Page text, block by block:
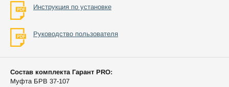
Инструкция по установке
Руководство пользователя
Состав комплекта Гарант PRO:
Муфта БРВ 37-107